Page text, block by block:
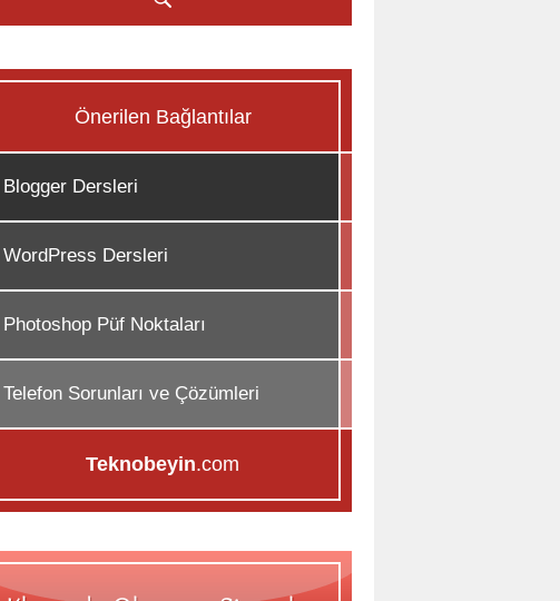
Önerilen Bağlantılar
Blogger Dersleri
WordPress Dersleri
Photoshop Püf Noktaları
Telefon Sorunları ve Çözümleri
Teknobeyin.com